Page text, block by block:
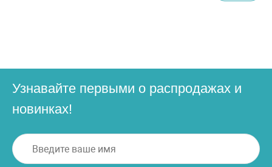
Узнавайте первыми о распродажах и
новинках!